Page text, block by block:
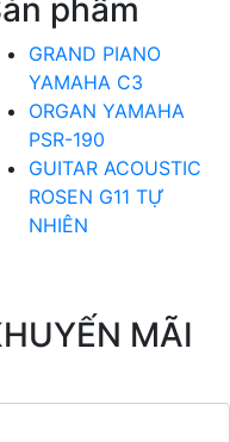
phẩm
GRAND PIANO
YAMAHA C3
ORGAN YAMAHA
PSR-190
GUITAR ACOUSTIC
ROSEN G11 TỰ
NHIÊN
MÃI